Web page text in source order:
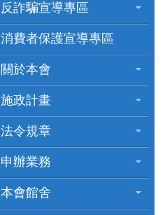
反詐騙宣導專區
消費者保護宣導專區
關於本會
施政計畫
法令規章
申辦業務
本會館舍